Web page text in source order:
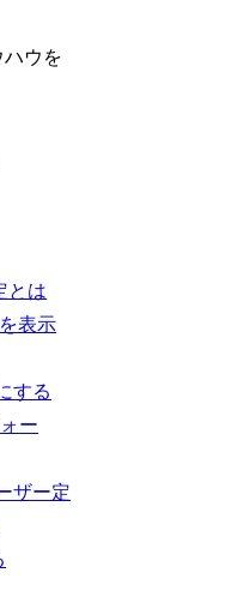
ハウを
とは
表示
する
ー
ザー定